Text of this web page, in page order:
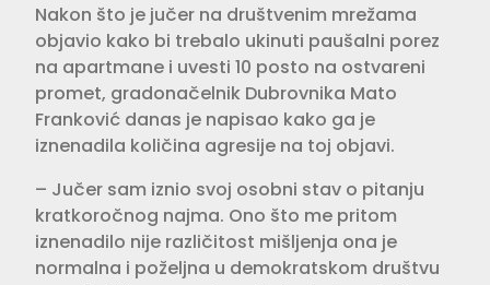
Nakon što je jučer na društvenim mrežama
objavio kako bi trebalo ukinuti paušalni porez
na apartmane i uvesti 10 posto na ostvareni
promet, gradonačelnik Dubrovnika Mato
Franković danas je napisao kako ga je
iznenadila količina agresije na toj objavi.
– Jučer sam iznio svoj osobni stav o pitanju
kratkoročnog najma. Ono što me pritom
iznenadilo nije različitost mišljenja ona je
normalna i poželjna u demokratskom društvu